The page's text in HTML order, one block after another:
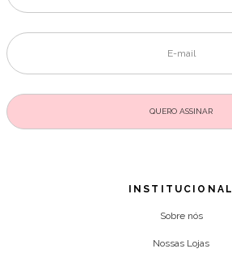
INSTITUCIONAL
Sobre nós
Nossas Lojas